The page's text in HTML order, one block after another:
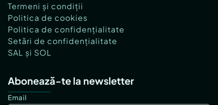
Termeni și condiții
Politica de cookies
Politica de confidențialitate
Setări de confidențialitate
SAL și SOL
Abonează-te la newsletter
Email